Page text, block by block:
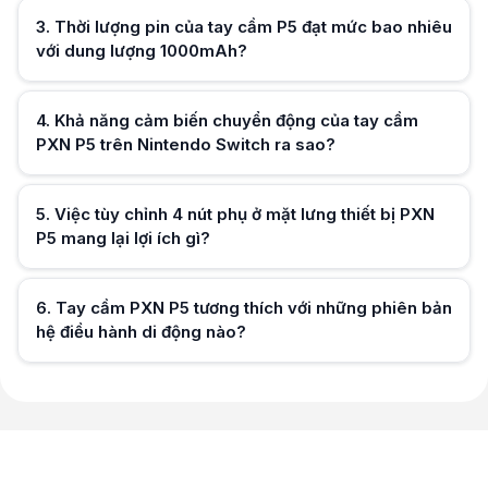
Hữu ích (0)
3. Thời lượng pin của tay cầm P5 đạt mức bao nhiêu
với dung lượng 1000mAh?
Hữu ích (0)
4. Khả năng cảm biến chuyển động của tay cầm
PXN P5 trên Nintendo Switch ra sao?
Hữu ích (0)
5. Việc tùy chỉnh 4 nút phụ ở mặt lưng thiết bị PXN
P5 mang lại lợi ích gì?
6. Tay cầm PXN P5 tương thích với những phiên bản
hệ điều hành di động nào?